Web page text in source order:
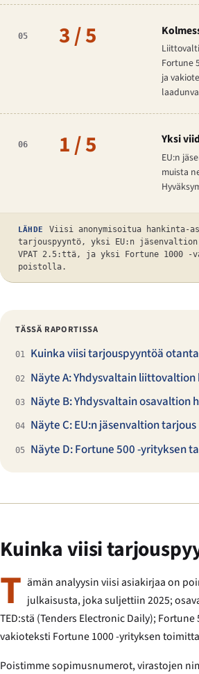
05 3 / 5
Fortune
ja
06 1 / 5 Yksi
EU:n
muista
LÄHDE
Viisi anonymisoitua
tarjouspyyntö, yksi EU:n
VPAT 2.5:ttä, ja yksi Fortune 1000
poistolla.
TÄSSÄ RAPORTISSA
01 Kuinka viisi tarjouspyyntöä
02 Näyte A: Yhdysvaltain
03 Näyte B: Yhdysvaltain osavaltion
04 Näyte C: EU:n jäsenvaltion tarjous
05 Näyte D: Fortune 500 -yrityksen
Kuinka viisi
T ämän analyysin viisi asiakirjaa on
julkaisusta, joka suljettiin 2025;
TED:stä (Tenders Electronic Daily);
vakioteksti Fortune 1000 -yrityksen
Poistimme sopimusnumerot, virastojen